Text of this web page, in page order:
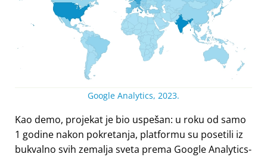
Google Analytics, 2023.
Kao demo, projekat je bio uspešan: u roku od samo
1 godine nakon pokretanja, platformu su posetili iz
bukvalno svih zemalja sveta prema Google Analytics-